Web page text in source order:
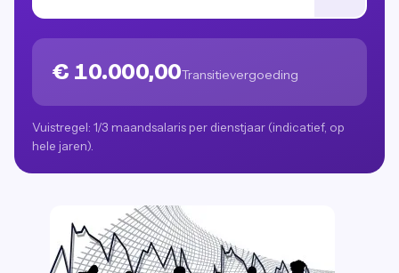
€ 10.000,00Transitievergoeding
Vuistregel: 1/3 maandsalaris per dienstjaar (indicatief, op
hele jaren).